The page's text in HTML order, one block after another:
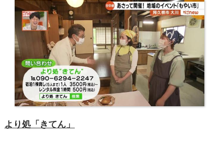
より処「きてん」